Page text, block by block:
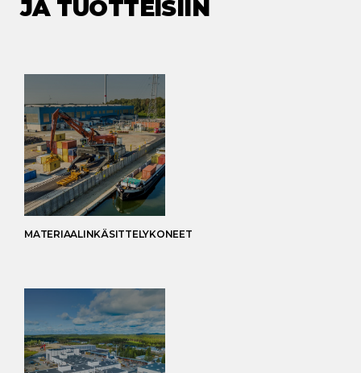
JA TUOTTEISIIN
MATERIAALINKÄSITTELYKONEET